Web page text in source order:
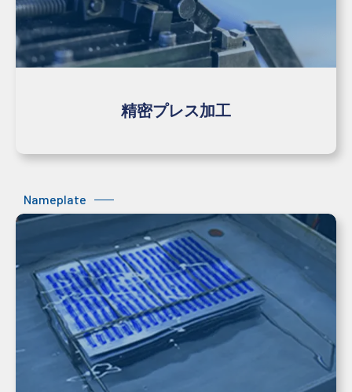
精密プレス加工
Nameplate